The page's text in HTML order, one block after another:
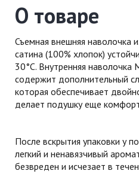
О товаре
Съемная внешняя наволочка
сатина (100% хлопок)
30°С. Внутренняя наволочка
содержит дополнительный
которая обеспечивает
делает подушку еще
После вскрытия упаковки у
легкий и ненавязчивый
безвреден и исчезает в